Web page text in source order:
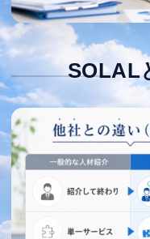
SOLAL